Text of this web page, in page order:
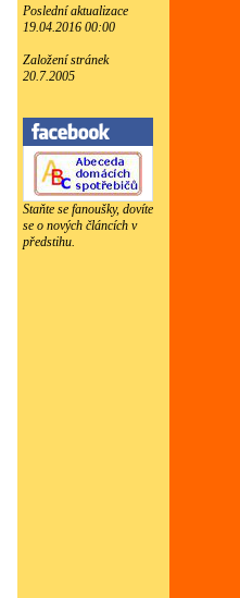
Poslední aktualizace
19.04.2016 00:00
Založení stránek
20.7.2005
Staňte se fanoušky, dovíte
se o nových článcích v
předstihu.